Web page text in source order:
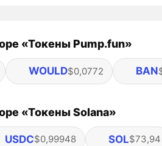
«Токены Pump.fun»
WOULD$0,0772 BAN
«Токены Solana»
USDC$0,99948 SOL$73,94